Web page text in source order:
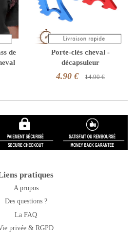
de
Porte-clés cheval -
décapsuleur
4.90 € 14.90 €
pratiques
A propos
Des questions ?
La FAQ
privée & RGPD